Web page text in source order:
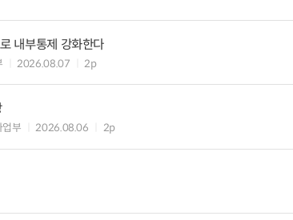
내부통제 강화한다
2026.08.07 2p
업부 2026.08.06 2p